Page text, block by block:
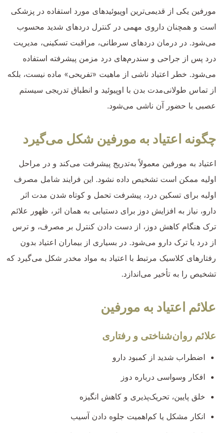
مورفین یکی از قدیمی‌ترین اوپیوئیدهای مورد استفاده در پزشکی
است و همچنان داروی مهمی در کنترل دردهای شدید محسوب
می‌شود. در درمان دردهای سرطانی، مراقبت تسکینی، مدیریت
درد پس از جراحی و سندرم‌های درد مزمن پیشرفته استفاده
می‌شود. خطر اعتیاد ناشی از ماهیت «تفریحی» ماده نیست، بلکه
از تماس طولانی‌مدت بدن با اوپیوئید و انطباق تدریجی سیستم
عصبی با حضور آن ناشی می‌شود.
چگونه اعتیاد به مورفین شکل می‌گیرد
اعتیاد به مورفین معمولاً به‌تدریج پیشرفت می‌کند و در مراحل
اولیه ممکن است تشخیص داده نشود. این فرایند شامل مصرف
اولیه برای تسکین درد، پیشرفت تحمل و کوتاه شدن مدت اثر
دارو، نیاز به افزایش دوز برای دستیابی به همان اثر، ظهور علائم
ترک هنگام کاهش دوز، از دست دادن کنترل بر مصرف، و ترس
از درد یا ترک دارو می‌شود. در بسیاری از بیماران اعتیاد بدون
رفتارهای کلاسیک مرتبط با اعتیاد به مواد مخدر شکل می‌گیرد که
تشخیص را به تأخیر می‌اندازد.
علائم اعتیاد به مورفین
علائم روان‌شناختی و رفتاری
اضطراب شدید از کمبود دارو
افکار وسواسی درباره دوز
خلق پایین، تحریک‌پذیری و کاهش انگیزه
انکار مشکل یا کم‌اهمیت جلوه دادن آسیب